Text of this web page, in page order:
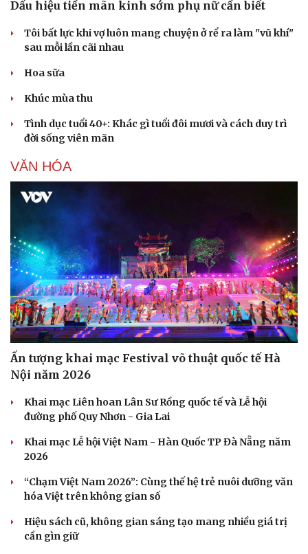
Dấu hiệu tiền mãn kinh sớm phụ nữ cần biết
Tôi bất lực khi vợ luôn mang chuyện ở rể ra làm "vũ khí"
sau mỗi lần cãi nhau
Hoa sữa
Khúc mùa thu
Tình dục tuổi 40+: Khác gì tuổi đôi mươi và cách duy trì
đời sống viên mãn
VĂN HÓA
Ấn tượng khai mạc Festival võ thuật quốc tế Hà
Nội năm 2026
Khai mạc Liên hoan Lân Sư Rồng quốc tế và Lễ hội
đường phố Quy Nhơn - Gia Lai
Khai mạc Lễ hội Việt Nam - Hàn Quốc TP Đà Nẵng năm
2026
“Chạm Việt Nam 2026”: Cùng thế hệ trẻ nuôi dưỡng văn
hóa Việt trên không gian số
Hiệu sách cũ, không gian sáng tạo mang nhiều giá trị
cần gìn giữ